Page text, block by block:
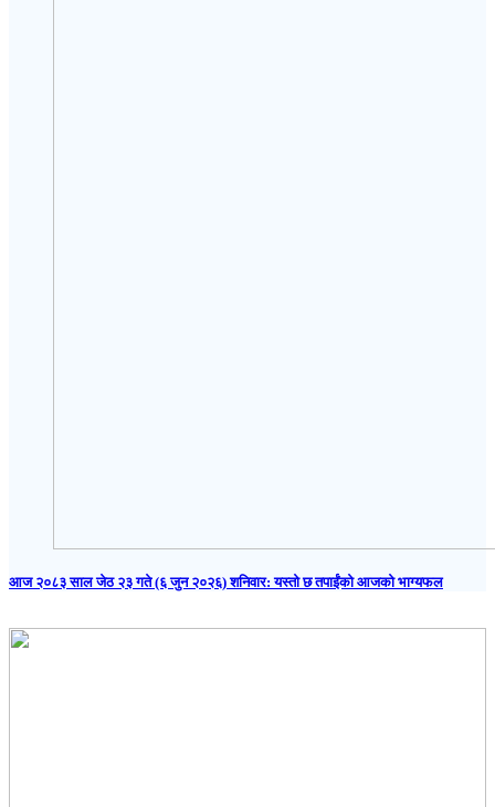
आज २०८३ साल जेठ २३ गते (६ जुन २०२६) शनिवार: यस्तो छ तपाईंको आजको भाग्यफल